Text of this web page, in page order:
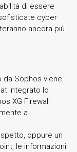
di essere
cyber
ancora più
da Sophos viene
integrato lo
XG Firewall
a
oppure un
le informazioni